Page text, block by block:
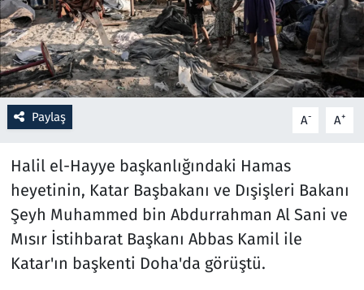
Paylaş A- A+
Halil el-Hayye başkanlığındaki Hamas
heyetinin, Katar Başbakanı ve Dışişleri Bakanı
Şeyh Muhammed bin Abdurrahman Al Sani ve
Mısır İstihbarat Başkanı Abbas Kamil ile
Katar'ın başkenti Doha'da görüştü.
Resmi İlanlar
Rüya Tabirleri
Sağlık
Savunma Sanayi
Seçim 2023
Spor
Teknoloji ve Bilim